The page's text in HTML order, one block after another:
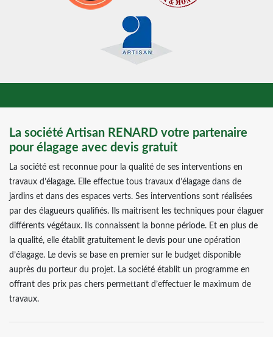
La société Artisan RENARD votre partenaire
pour élagage avec devis gratuit
La société est reconnue pour la qualité de ses interventions en
travaux d’élagage. Elle effectue tous travaux d’élagage dans de
jardins et dans des espaces verts. Ses interventions sont réalisées
par des élagueurs qualifiés. Ils maitrisent les techniques pour élaguer
différents végétaux. Ils connaissent la bonne période. Et en plus de
la qualité, elle établit gratuitement le devis pour une opération
d’élagage. Le devis se base en premier sur le budget disponible
auprès du porteur du projet. La société établit un programme en
offrant des prix pas chers permettant d’effectuer le maximum de
travaux.